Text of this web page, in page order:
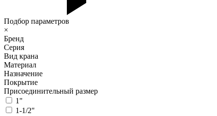
Подбор параметров
×
Бренд
Серия
Вид крана
Материал
Назначение
Покрытие
Присоединительный размер
1"
1-1/2"